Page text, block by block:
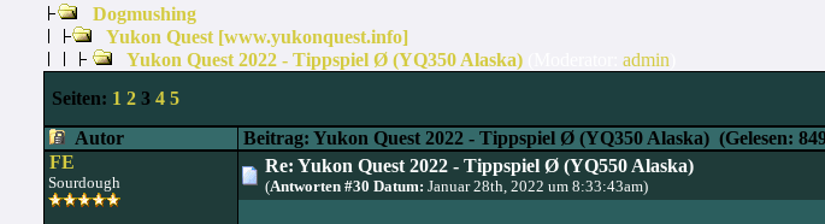
Dogmushing
Yukon Quest [www.yukonquest.info]
Yukon Quest 2022 - Tippspiel Ø (YQ350 Alaska)
admin
Seiten: 1 2 3 4 5
Autor Beitrag: Yukon Quest 2022 - Tippspiel Ø (YQ350 Alaska) (Gelesen:
FE
Sourdough
Re: Yukon Quest 2022 - Tippspiel Ø (YQ550 Alaska)
(Antworten #30 Datum: Januar 28th, 2022 um 8:33:43am)